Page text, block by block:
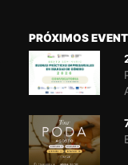
PRÓXIMOS